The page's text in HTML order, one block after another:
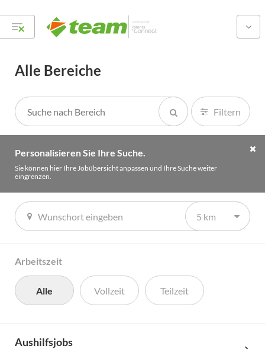
Alle Bereiche
Filtern
Personalisieren Sie Ihre Suche.
Sie können hier Ihre Jobübersicht anpassen und Ihre Suche weiter
eingrenzen.
5 km
Arbeitszeit
Alle Vollzeit Teilzeit
Aushilfsjobs
Karriere bei team SE